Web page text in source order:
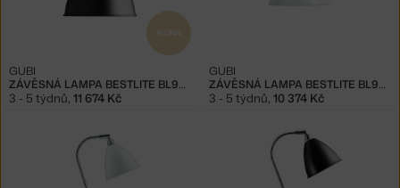
IKONA
ZÁVĚSNÁ LAMPA BESTLITE BL9M, BLACK
GUBI
3 - 5 týdnů, 11 674 Kč
ZÁVĚSNÁ LAMPA BESTLITE BL9S, MATT WHITE
GUBI
3 - 5 týdnů, 10 374 Kč